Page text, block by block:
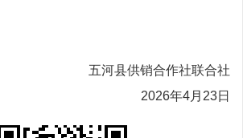
五河县供销合作社联合社
2026年4月23日